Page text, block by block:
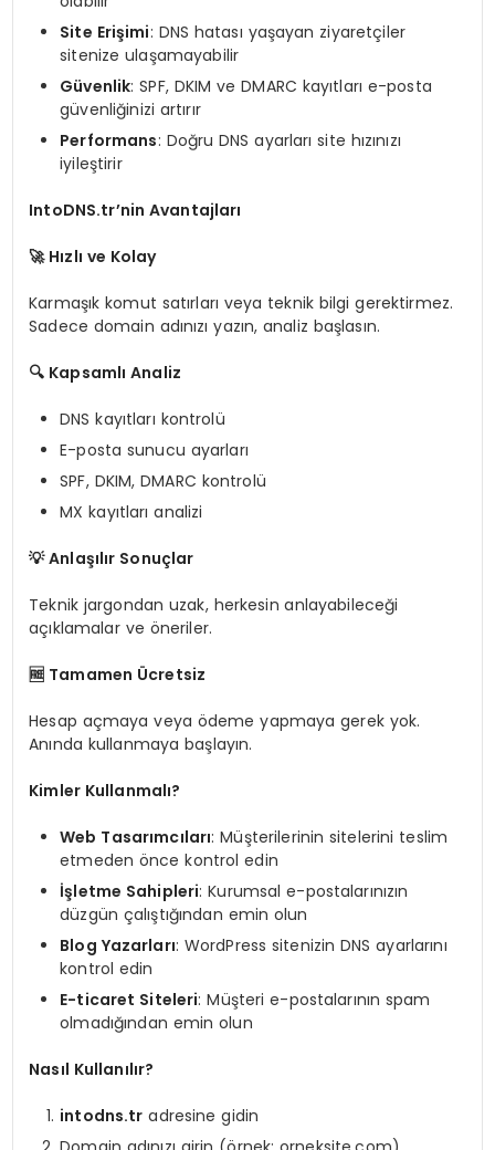
Site Erişimi: DNS hatası yaşayan ziyaretçiler
sitenize ulaşamayabilir
Güvenlik: SPF, DKIM ve DMARC kayıtları e-posta
güvenliğinizi artırır
Performans: Doğru DNS ayarları site hızınızı
iyileştirir
IntoDNS.tr’nin Avantajları
🚀Hızlı ve Kolay
Karmaşık komut satırları veya teknik bilgi gerektirmez.
Sadece domain adınızı yazın, analiz başlasın.
🔍 Kapsamlı Analiz
DNS kayıtları kontrolü
E-posta sunucu ayarları
SPF, DKIM, DMARC kontrolü
MX kayıtları analizi
💡Anlaşılır Sonuçlar
Teknik jargondan uzak, herkesin anlayabileceği
açıklamalar ve öneriler.
🆓 Tamamen Ücretsiz
Hesap açmaya veya ödeme yapmaya gerek yok.
Anında kullanmaya başlayın.
Kimler Kullanmalı?
Web Tasarımcıları: Müşterilerinin sitelerini teslim
etmeden önce kontrol edin
İşletme Sahipleri: Kurumsal e-postalarınızın
düzgün çalıştığından emin olun
Blog Yazarları: WordPress sitenizin DNS ayarlarını
kontrol edin
E-ticaret Siteleri: Müşteri e-postalarının spam
olmadığından emin olun
Nasıl Kullanılır?
intodns.tr adresine gidin